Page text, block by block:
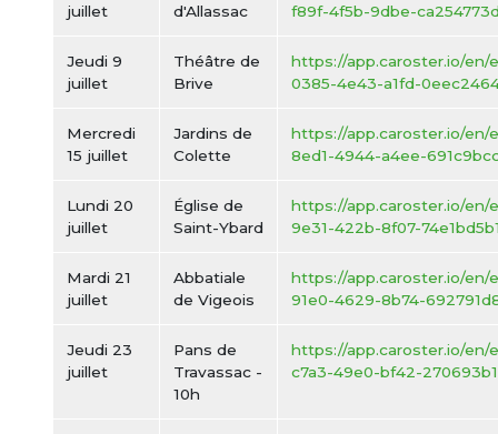
juillet
d'Allassac
f89f-4f5b-9dbe-
Jeudi 9
juillet
Théâtre de
Brive
https://app.caroster.io/en/
0385-4e43-a1fd-
Mercredi
15 juillet
Jardins de
Colette
https://app.caroster.io/en/
8ed1-4944-a4ee-
Lundi 20
juillet
Église de
Saint-Ybard
https://app.caroster.io/en/
9e31-422b-8f07-
Mardi 21
juillet
Abbatiale
de Vigeois
https://app.caroster.io/en/
91e0-4629-8b74-
Jeudi 23
juillet
Pans de
Travassac -
10h
https://app.caroster.io/en/
c7a3-49e0-bf42-